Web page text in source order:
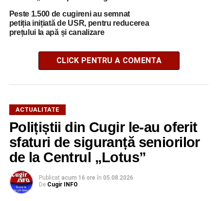
Peste 1.500 de cugireni au semnat
petiția inițiată de USR, pentru reducerea
prețului la apă și canalizare
CLICK PENTRU A COMENTA
ACTUALITATE
Polițiștii din Cugir le-au oferit
sfaturi de siguranță seniorilor
de la Centrul „Lotus”
Publicat acum 16 ore în 05.08.2026
De Cugir INFO